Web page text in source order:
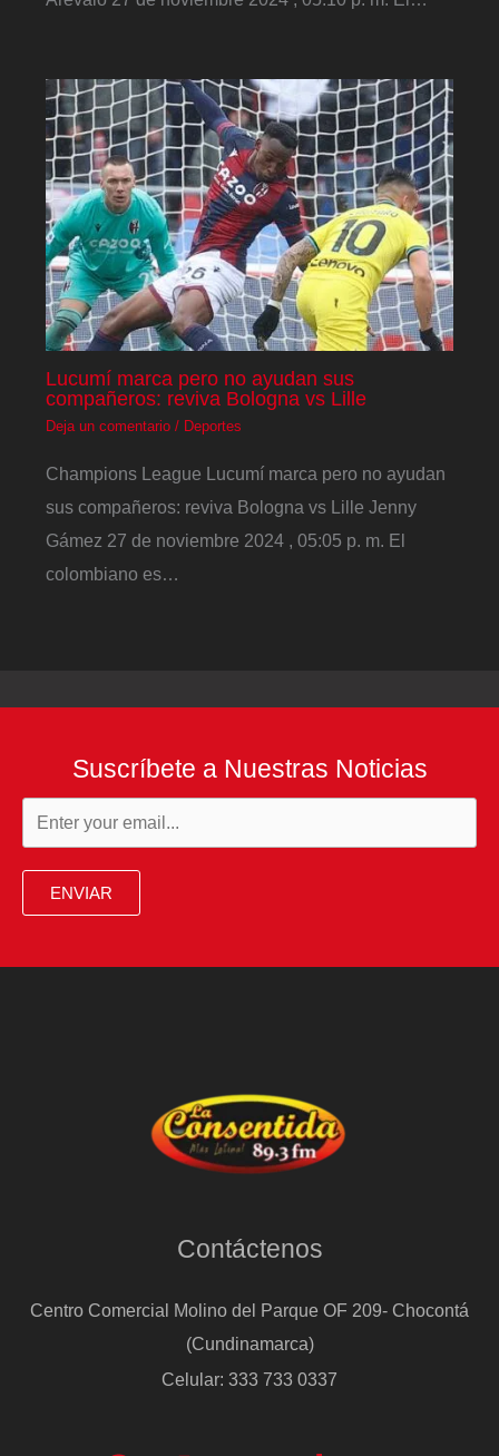
Lucumí marca pero no ayudan sus
compañeros: reviva Bologna vs Lille
Deja un comentario / Deportes
Champions League Lucumí marca pero no ayudan
sus compañeros: reviva Bologna vs Lille Jenny
Gámez 27 de noviembre 2024 , 05:05 p. m. El
colombiano es…
Suscríbete a Nuestras Noticias
ENVIAR
Contáctenos
Centro Comercial Molino del Parque OF 209- Chocontá
(Cundinamarca)
Celular: 333 733 0337